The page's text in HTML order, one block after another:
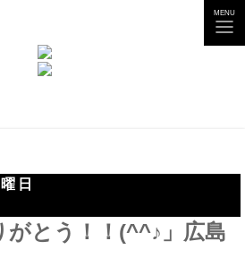
MENU
日
がとう！！(^^♪」広島